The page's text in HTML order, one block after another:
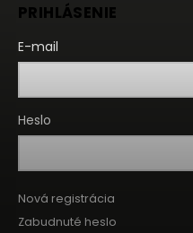
PRIHLÁSENIE
E-mail
Heslo
Nová registrácia
Zabudnuté heslo